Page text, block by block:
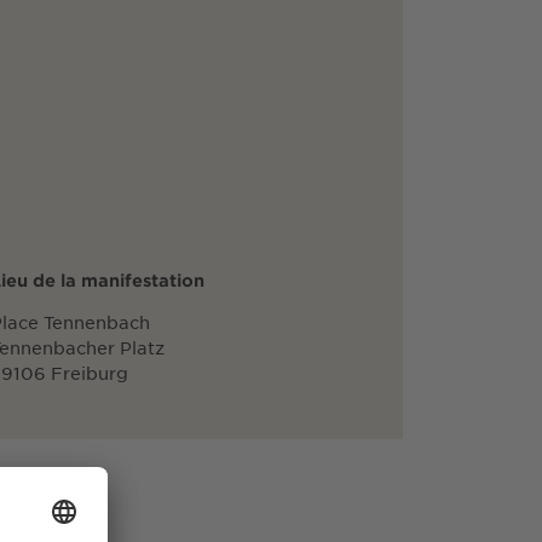
de la manifestation
Tennenbach
Platz
Freiburg